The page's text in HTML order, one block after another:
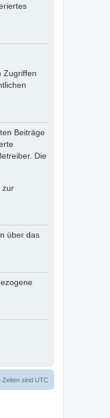
Zugriffen
Beiträge
Die
zur
über das
Zeiten sind UTC